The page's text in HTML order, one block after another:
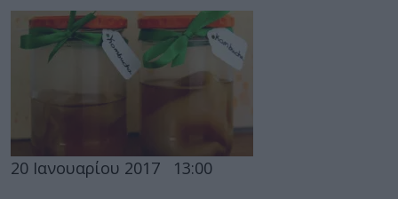
20 Ιανουαρίου 2017 13:00